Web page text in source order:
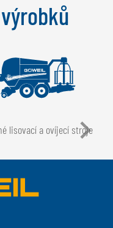
lisovací a ovíjecí stroje